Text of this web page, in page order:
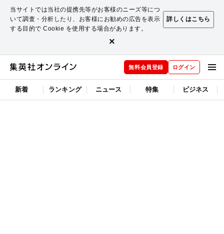
当サイトでは当社の提携先等がお客様のニーズ等につ
いて調査・分析したり、お客様にお勧めの広告を表示
する目的で Cookie を使用する場合があります。
詳しくはこちら
×
無料会員登録 ログイン
新着 ランキング ニュース 特集 ビジネス